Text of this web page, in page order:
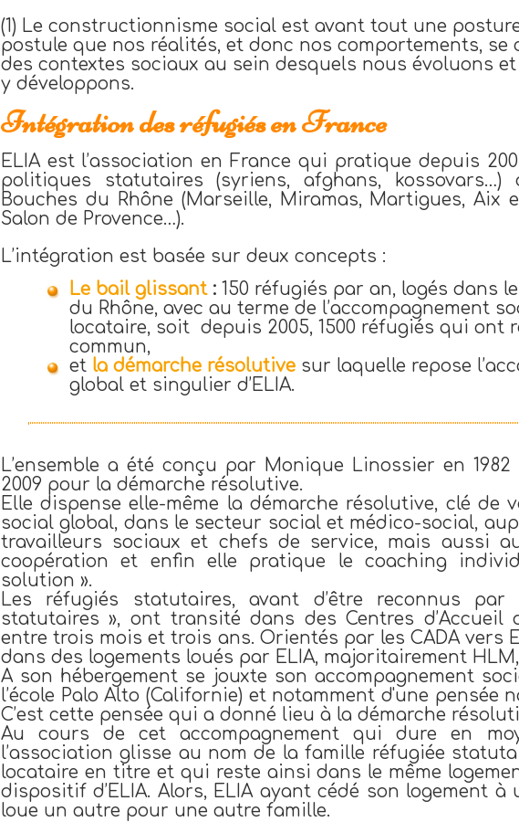
(1) Le constructionnisme social est avant tout une
postule que nos réalités, et donc nos comportements,
des contextes sociaux au sein desquels nous évoluons
y développons.
Intégration des réfugiés en France
ELIA est l’association en France qui pratique depuis
politiques statutaires (syriens, afghans,
Bouches du Rhône (Marseille, Miramas, Martigues, Aix
Salon de Provence…).
L’intégration est basée sur deux concepts :
Le bail glissant:150 réfugiés par an, logés dans
du Rhône, avec au terme de l’accompagnement
locataire, soit depuis 2005, 1500 réfugiés qui ont
commun,
et la démarche résolutivesur laquelle repose
global et singulier d’ELIA.
L’ensemble a été conçu par Monique Linossier en
2009 pour la démarche résolutive.
Elle dispense elle-même la démarche résolutive, clé de
social global, dans le secteur social et médico-social,
travailleurs sociaux et chefs de service, mais aussi
coopération et enfin elle pratique le coaching
solution ».
Les réfugiés statutaires, avant d’être reconnus par
statutaires », ont transité dans des Centres d’Accueil
entre trois mois et trois ans. Orientés par les CADA vers
dans des logements loués par ELIA, majoritairement
A son hébergement se jouxte son accompagnement
l’école Palo Alto (Californie) et notamment d'une pensée
C’est cette pensée qui a donné lieu à la démarche
Au cours de cet accompagnement qui dure en
l’association glisse au nom de la famille réfugiée
locataire en titre et qui reste ainsi dans le même
dispositif d’ELIA. Alors, ELIA ayant cédé son logement
loue un autre pour une autre famille.